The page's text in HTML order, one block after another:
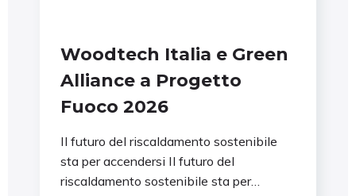
Woodtech Italia e Green
Alliance a Progetto
Fuoco 2026
Il futuro del riscaldamento sostenibile
sta per accendersi Il futuro del
riscaldamento sostenibile sta per